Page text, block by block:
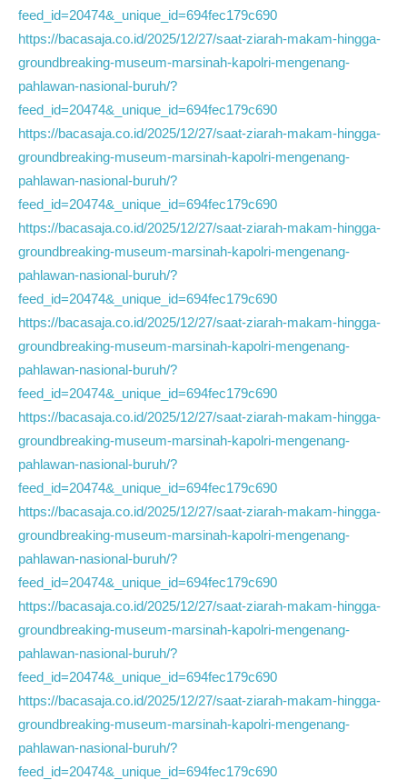
feed_id=20474&_unique_id=694fec179c690
https://bacasaja.co.id/2025/12/27/saat-ziarah-makam-hingga-
groundbreaking-museum-marsinah-kapolri-mengenang-
pahlawan-nasional-buruh/?
feed_id=20474&_unique_id=694fec179c690
https://bacasaja.co.id/2025/12/27/saat-ziarah-makam-hingga-
groundbreaking-museum-marsinah-kapolri-mengenang-
pahlawan-nasional-buruh/?
feed_id=20474&_unique_id=694fec179c690
https://bacasaja.co.id/2025/12/27/saat-ziarah-makam-hingga-
groundbreaking-museum-marsinah-kapolri-mengenang-
pahlawan-nasional-buruh/?
feed_id=20474&_unique_id=694fec179c690
https://bacasaja.co.id/2025/12/27/saat-ziarah-makam-hingga-
groundbreaking-museum-marsinah-kapolri-mengenang-
pahlawan-nasional-buruh/?
feed_id=20474&_unique_id=694fec179c690
https://bacasaja.co.id/2025/12/27/saat-ziarah-makam-hingga-
groundbreaking-museum-marsinah-kapolri-mengenang-
pahlawan-nasional-buruh/?
feed_id=20474&_unique_id=694fec179c690
https://bacasaja.co.id/2025/12/27/saat-ziarah-makam-hingga-
groundbreaking-museum-marsinah-kapolri-mengenang-
pahlawan-nasional-buruh/?
feed_id=20474&_unique_id=694fec179c690
https://bacasaja.co.id/2025/12/27/saat-ziarah-makam-hingga-
groundbreaking-museum-marsinah-kapolri-mengenang-
pahlawan-nasional-buruh/?
feed_id=20474&_unique_id=694fec179c690
https://bacasaja.co.id/2025/12/27/saat-ziarah-makam-hingga-
groundbreaking-museum-marsinah-kapolri-mengenang-
pahlawan-nasional-buruh/?
feed_id=20474&_unique_id=694fec179c690